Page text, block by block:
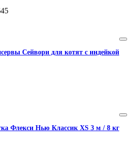
Сейвори для котят с индейкой
Флекси Нью Классик XS 3 м / 8 кг